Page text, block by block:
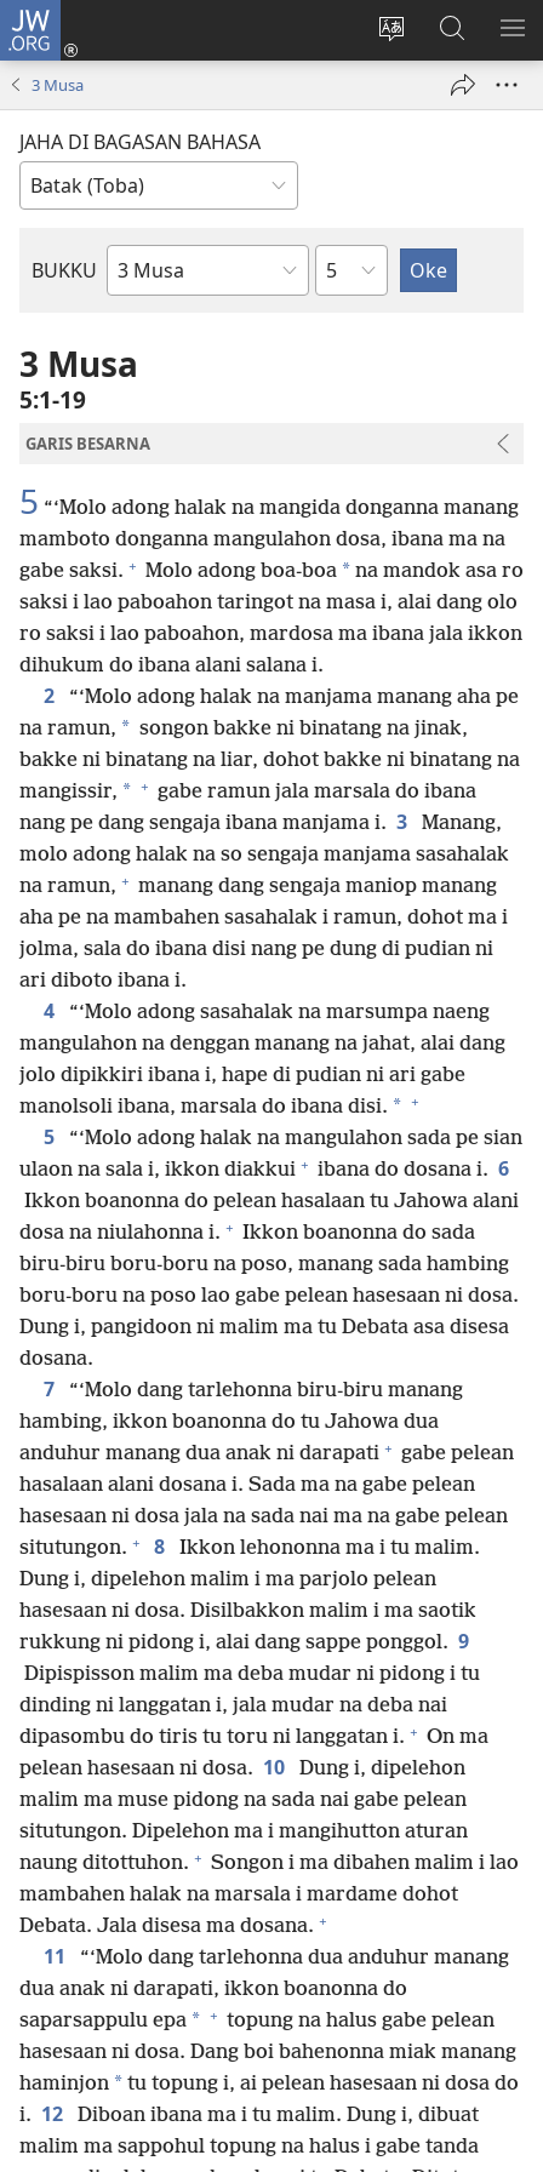
JW.ORG
Ganti
Log
Lului
di
JW.ORG
3 Musa
JAHA DI BAGASAN BAHASA
BUKKU
Bukku
Bindu
3 Musa
5:1-19
GARIS BESARNA
5 “‘Molo adong halak na mangida donganna manang
mamboto donganna mangulahon dosa, ibana ma na
gabe saksi. + Molo adong boa-boa * na mandok asa ro
saksi i lao paboahon taringot na masa i, alai dang olo
ro saksi i lao paboahon, mardosa ma ibana jala ikkon
dihukum do ibana alani salana i.
2
“‘Molo adong halak na manjama manang aha pe
na ramun, * songon bakke ni binatang na jinak,
bakke ni binatang na liar, dohot bakke ni binatang na
mangissir, * + gabe ramun jala marsala do ibana
nang pe dang sengaja ibana manjama i. 3
Manang,
molo adong halak na so sengaja manjama sasahalak
na ramun, + manang dang sengaja maniop manang
aha pe na mambahen sasahalak i ramun, dohot ma i
jolma, sala do ibana disi nang pe dung di pudian ni
ari diboto ibana i.
4
“‘Molo adong sasahalak na marsumpa naeng
mangulahon na denggan manang na jahat, alai dang
jolo dipikkiri ibana i, hape di pudian ni ari gabe
manolsoli ibana, marsala do ibana disi. * +
5
“‘Molo adong halak na mangulahon sada pe sian
ulaon na sala i, ikkon diakkui + ibana do dosana i. 6
Ikkon boanonna do pelean hasalaan tu Jahowa alani
dosa na niulahonna i. + Ikkon boanonna do sada
biru-biru boru-boru na poso, manang sada hambing
boru-boru na poso lao gabe pelean hasesaan ni dosa.
Dung i, pangidoon ni malim ma tu Debata asa disesa
dosana.
7
“‘Molo dang tarlehonna biru-biru manang
hambing, ikkon boanonna do tu Jahowa dua
anduhur manang dua anak ni darapati + gabe pelean
hasalaan alani dosana i. Sada ma na gabe pelean
hasesaan ni dosa jala na sada nai ma na gabe pelean
situtungon. + 8
Ikkon lehononna ma i tu malim.
Dung i, dipelehon malim i ma parjolo pelean
hasesaan ni dosa. Disilbakkon malim i ma saotik
rukkung ni pidong i, alai dang sappe ponggol. 9
Dipispisson malim ma deba mudar ni pidong i tu
dinding ni langgatan i, jala mudar na deba nai
dipasombu do tiris tu toru ni langgatan i. + On ma
pelean hasesaan ni dosa. 10
Dung i, dipelehon
malim ma muse pidong na sada nai gabe pelean
situtungon. Dipelehon ma i mangihutton aturan
naung ditottuhon. + Songon i ma dibahen malim i lao
mambahen halak na marsala i mardame dohot
Debata. Jala disesa ma dosana. +
11
“‘Molo dang tarlehonna dua anduhur manang
dua anak ni darapati, ikkon boanonna do
saparsappulu epa * + topung na halus gabe pelean
hasesaan ni dosa. Dang boi bahenonna miak manang
haminjon * tu topung i, ai pelean hasesaan ni dosa do
i. 12
Diboan ibana ma i tu malim. Dung i, dibuat
malim ma sappohul topung na halus i gabe tanda